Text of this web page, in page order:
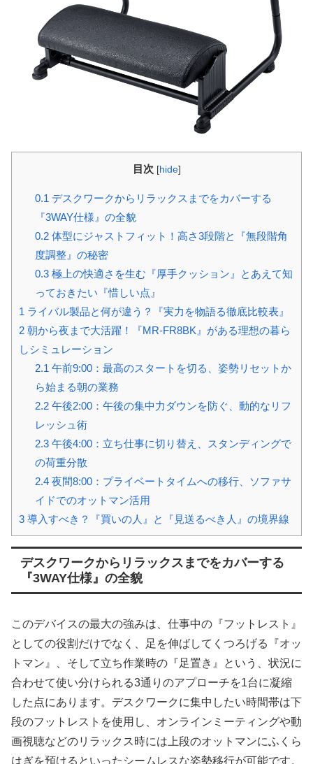
目次 [hide]
0.1 デスクワークからリラックスまでをカバーする
『3WAY仕様』の全貌
0.2体型にジャストフィット！高さ3段階と『無段階角
度調整』の秘密
0.3極上の快適さを生む『厚手クッション』とあえて知
っておきたい『惜しい点』
1 ライバル製品と何が違う？『実力を物語る徹底比較表』
2 朝から夜まで大活躍！『MR-FR8BK』がある理想の暮ら
しシミュレーション
2.1 午前9:00：最高のスタートを切る、姿勢リセットか
ら始まる朝の業務
2.2午後2:00：午後の集中力ダウンを防ぐ、動的なリフ
レッシュ術
2.3午後4:00：立ち仕事に切り替え、スタンディングで
の荷重分散
2.4夜間8:00：プライベートタイムへの移行、ソファサ
イドでのオットマン活用
3 導入すべき？『買いの人』と『見送るべき人』の境界線
デスクワークからリラックスまでをカバーする
『3WAY仕様』の全貌
このデバイスの最大の強みは、仕事中の『フットレスト』
としての役割だけでなく、足を伸ばしてくつろげる『オッ
トマン』、そして立ち作業時の『足置き』という、状況に
合わせて使い分けられる3通りのアプローチを1台に凝縮
した点にあります。デスクワークに集中したい時間帯は下
段のフットレストを使用し、オンラインミーティングや動
画視聴などのリラックス時には上段のオットマンにふくら
はぎを預けるといったシームレスな姿勢移行が可能です。